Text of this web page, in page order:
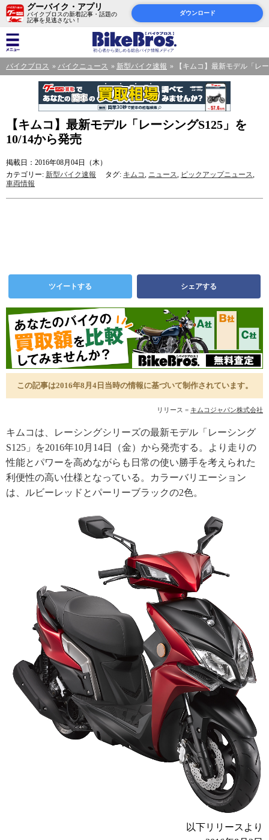
グーバイク・アプリ
バイクブロスの新着記事・話題の
記事を見逃さない！
ダウンロード
バイクブロス バイクニュース 新型バイク速報 【キムコ】最新モデル「レ
【キムコ】最新モデル「レーシングS125」を
10/14から発売
掲載日：2016年08月04日（木）
カテゴリー: 新型バイク速報 タグ: キムコ, ニュース, ピックアップニュース,
車両情報
ツイートする シェアする
この記事は2016年8月4日当時の情報に基づいて制作されています。
リリース = キムコジャパン株式会社
キムコは、レーシングシリーズの最新モデル「レーシング
S125」を2016年10月14日（金）から発売する。より走りの
性能とパワーを高めながらも日常の使い勝手を考えられた
利便性の高い仕様となっている。カラーバリエーション
は、ルビーレッドとパーリーブラックの2色。
以下リリースより